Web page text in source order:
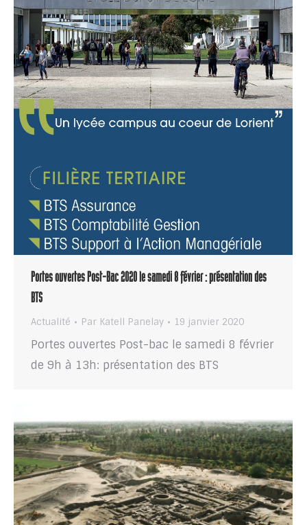
Portes ouvertes Post-Bac 2020 le samedi 8 février : présentation des
BTS
Actualité Par Katell Panelay 19 janvier 2020
Portes ouvertes Post-bac le samedi 8 février
de 9h à 13h: présentation des BTS